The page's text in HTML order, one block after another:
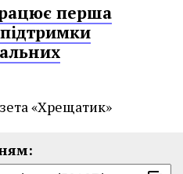
перша
«Хрещатик»